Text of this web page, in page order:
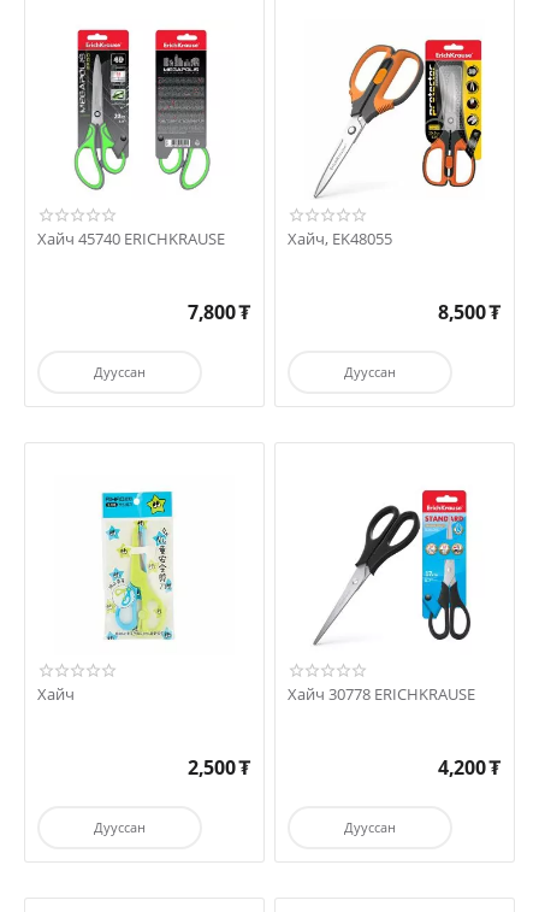
Хайч 45740 ERICHKRAUSE
7,800₮
Дууссан
Хайч, EK48055
8,500₮
Дууссан
Хайч
2,500₮
Дууссан
Хайч 30778 ERICHKRAUSE
4,200₮
Дууссан